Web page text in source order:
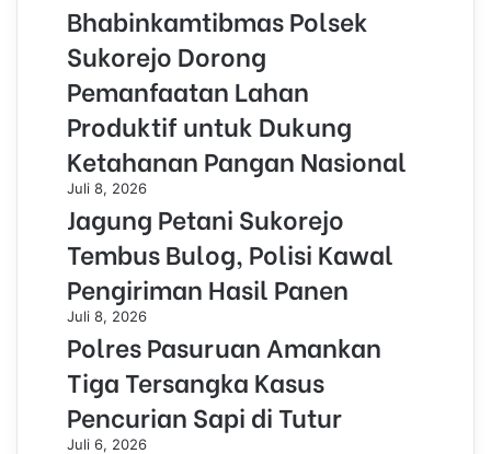
Bhabinkamtibmas Polsek
Sukorejo Dorong
Pemanfaatan Lahan
Produktif untuk Dukung
Ketahanan Pangan Nasional
Juli 8, 2026
Jagung Petani Sukorejo
Tembus Bulog, Polisi Kawal
Pengiriman Hasil Panen
Juli 8, 2026
Polres Pasuruan Amankan
Tiga Tersangka Kasus
Pencurian Sapi di Tutur
Juli 6, 2026